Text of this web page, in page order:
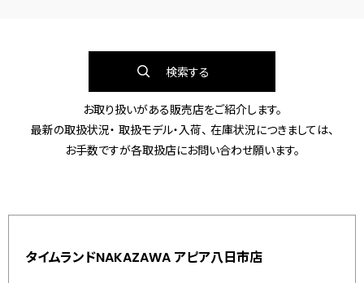
検索する
お取り扱いがある販売店をご紹介します。
最新の取扱状況・ 取扱モデル・入荷、 在庫状況につきましては、
お手数ですが各取扱店にお問い合わせ願います。
タイムランドNAKAZAWA アピア八日市店